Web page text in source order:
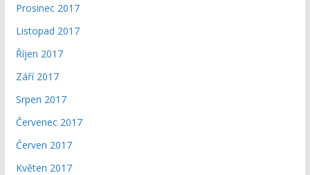
Prosinec 2017
Listopad 2017
Říjen 2017
Září 2017
Srpen 2017
Červenec 2017
Červen 2017
Květen 2017